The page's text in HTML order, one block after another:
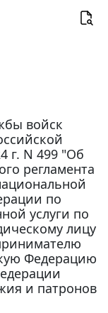
войск
г. N 499 "Об
регламента
по
услуги по
лицу
Федерацию
и патронов